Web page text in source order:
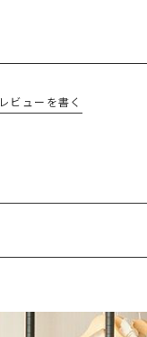
レビューを書く